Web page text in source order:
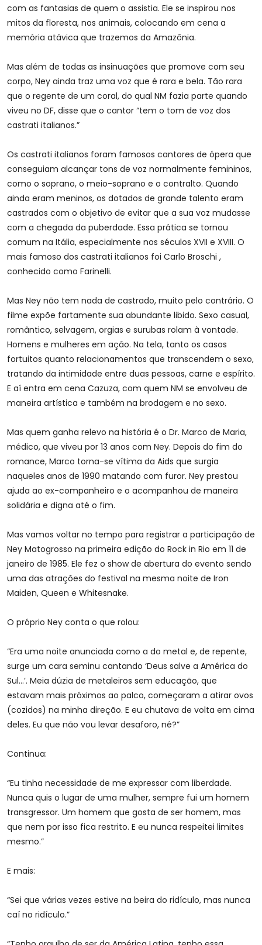
com as fantasias de quem o assistia. Ele se inspirou nos
mitos da floresta, nos animais, colocando em cena a
memória atávica que trazemos da Amazônia.
Mas além de todas as insinuações que promove com seu
corpo, Ney ainda traz uma voz que é rara e bela. Tão rara
que o regente de um coral, do qual NM fazia parte quando
viveu no DF, disse que o cantor “tem o tom de voz dos
castrati italianos.”
Os castrati italianos foram famosos cantores de ópera que
conseguiam alcançar tons de voz normalmente femininos,
como o soprano, o meio-soprano e o contralto. Quando
ainda eram meninos, os dotados de grande talento eram
castrados com o objetivo de evitar que a sua voz mudasse
com a chegada da puberdade. Essa prática se tornou
comum na Itália, especialmente nos séculos XVII e XVIII. O
mais famoso dos castrati italianos foi Carlo Broschi ,
conhecido como Farinelli.
Mas Ney não tem nada de castrado, muito pelo contrário. O
filme expõe fartamente sua abundante libido. Sexo casual,
romântico, selvagem, orgias e surubas rolam à vontade.
Homens e mulheres em ação. Na tela, tanto os casos
fortuitos quanto relacionamentos que transcendem o sexo,
tratando da intimidade entre duas pessoas, carne e espírito.
E aí entra em cena Cazuza, com quem NM se envolveu de
maneira artística e também na brodagem e no sexo.
Mas quem ganha relevo na história é o Dr. Marco de Maria,
médico, que viveu por 13 anos com Ney. Depois do fim do
romance, Marco torna-se vítima da Aids que surgia
naqueles anos de 1990 matando com furor. Ney prestou
ajuda ao ex-companheiro e o acompanhou de maneira
solidária e digna até o fim.
Mas vamos voltar no tempo para registrar a participação de
Ney Matogrosso na primeira edição do Rock in Rio em 11 de
janeiro de 1985. Ele fez o show de abertura do evento sendo
uma das atrações do festival na mesma noite de Iron
Maiden, Queen e Whitesnake.
O próprio Ney conta o que rolou:
“Era uma noite anunciada como a do metal e, de repente,
surge um cara seminu cantando ‘Deus salve a América do
Sul…’. Meia dúzia de metaleiros sem educação, que
estavam mais próximos ao palco, começaram a atirar ovos
(cozidos) na minha direção. E eu chutava de volta em cima
deles. Eu que não vou levar desaforo, né?”
Continua:
“Eu tinha necessidade de me expressar com liberdade.
Nunca quis o lugar de uma mulher, sempre fui um homem
transgressor. Um homem que gosta de ser homem, mas
que nem por isso fica restrito. E eu nunca respeitei limites
mesmo.”
E mais:
“Sei que várias vezes estive na beira do ridículo, mas nunca
caí no ridículo.”